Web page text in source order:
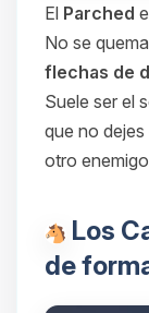
El Parched
No se
flechas de
Suele ser el
que no
otro
Los
de